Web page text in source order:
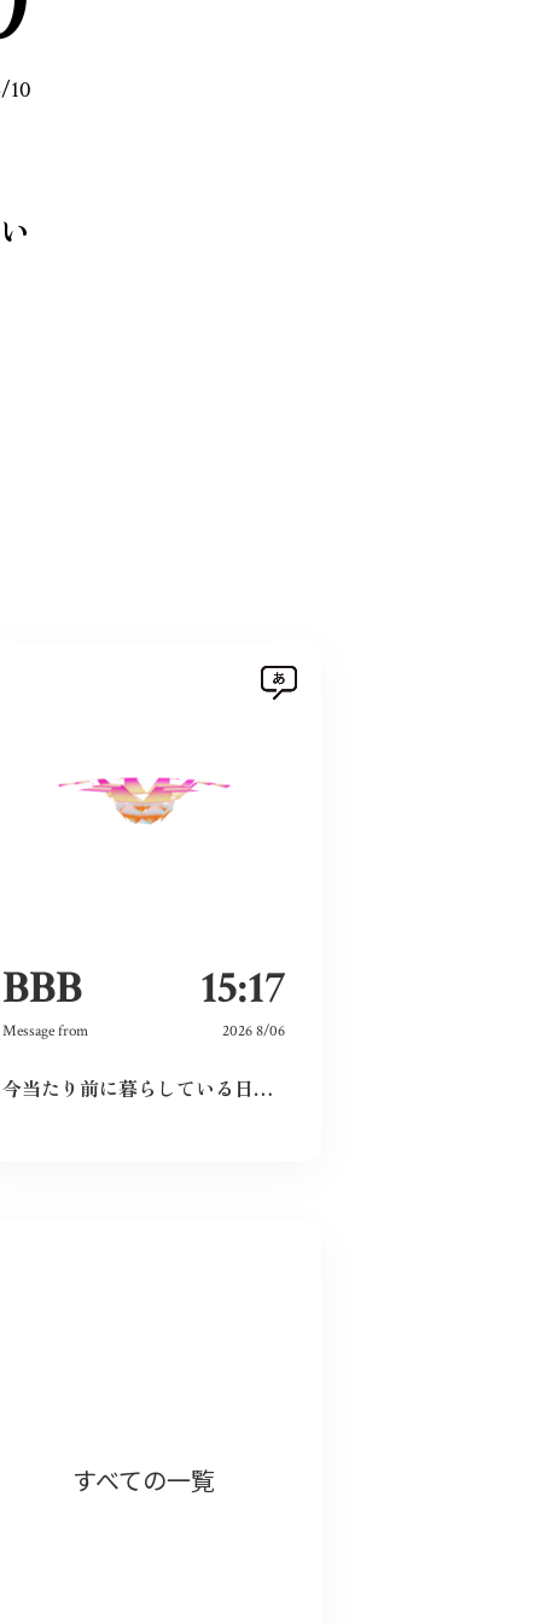
10
BBB 15:17
Message from 2026 8/06
今当たり前に暮らしている日々が特別なものに感じた。暗い気持ちになることなく、とても前向きにこれからの未来を精一杯生きて作りたいと感じました。
すべての一覧